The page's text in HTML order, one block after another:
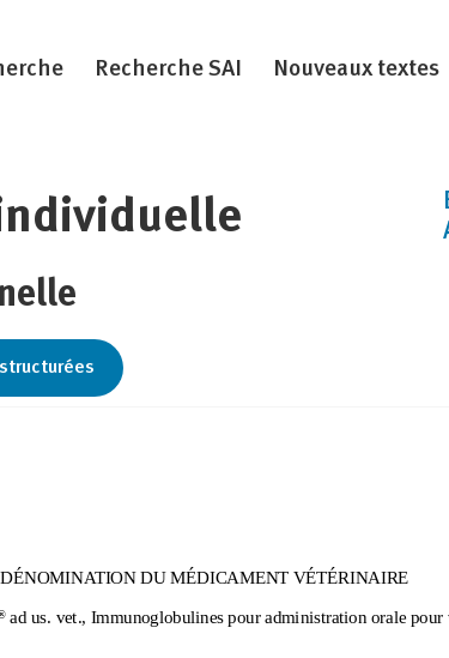
Recherche SAI Nouveaux textes